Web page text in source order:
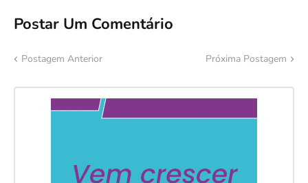
Postar Um Comentário
Postagem Anterior Próxima Postagem